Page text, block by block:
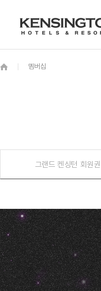
켄싱턴호텔 사이판
코럴 오션 리조트 사이판
그랜드 켄싱턴 회원권